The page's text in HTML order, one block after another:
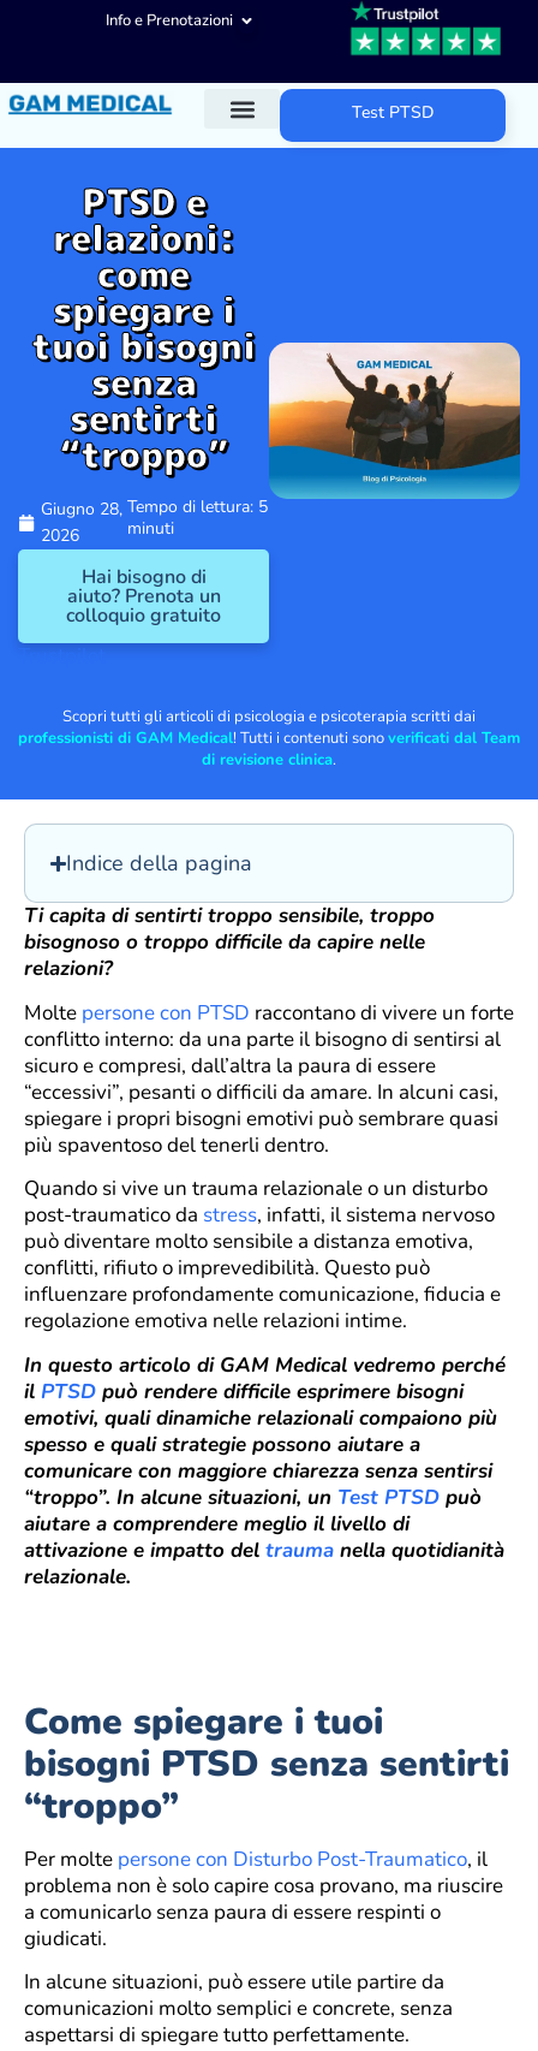
Info e Prenotazioni
Test PTSD
PTSD e
relazioni:
come
spiegare i
tuoi bisogni
senza
sentirti
“troppo”
Giugno 28,
2026
Tempo di lettura: 5
minuti
Hai bisogno di
aiuto? Prenota un
colloquio gratuito
Trustpilot
Scopri tutti gli articoli di psicologia e psicoterapia scritti dai
professionisti di GAM Medical! Tutti i contenuti sonoverificati dal Team
di revisione clinica.
Indice della pagina
Ti capita di sentirti troppo sensibile, troppo
bisognoso o troppo difficile da capire nelle
relazioni?
Molte persone con PTSD raccontano di vivere un forte
conflitto interno: da una parte il bisogno di sentirsi al
sicuro e compresi, dall’altra la paura di essere
“eccessivi”, pesanti o difficili da amare. In alcuni casi,
spiegare i propri bisogni emotivi può sembrare quasi
più spaventoso del tenerli dentro.
Quando si vive un trauma relazionale o un disturbo
post-traumatico da stress, infatti, il sistema nervoso
può diventare molto sensibile a distanza emotiva,
conflitti, rifiuto o imprevedibilità. Questo può
influenzare profondamente comunicazione, fiducia e
regolazione emotiva nelle relazioni intime.
In questo articolo di GAM Medical vedremo perché
il PTSD può rendere difficile esprimere bisogni
emotivi, quali dinamiche relazionali compaiono più
spesso e quali strategie possono aiutare a
comunicare con maggiore chiarezza senza sentirsi
“troppo”. In alcune situazioni, un Test PTSD può
aiutare a comprendere meglio il livello di
attivazione e impatto del trauma nella quotidianità
relazionale.
Come spiegare i tuoi
bisogni PTSD senza sentirti
“troppo”
Per molte persone con Disturbo Post-Traumatico, il
problema non è solo capire cosa provano, ma riuscire
a comunicarlo senza paura di essere respinti o
giudicati.
In alcune situazioni, può essere utile partire da
comunicazioni molto semplici e concrete, senza
aspettarsi di spiegare tutto perfettamente.